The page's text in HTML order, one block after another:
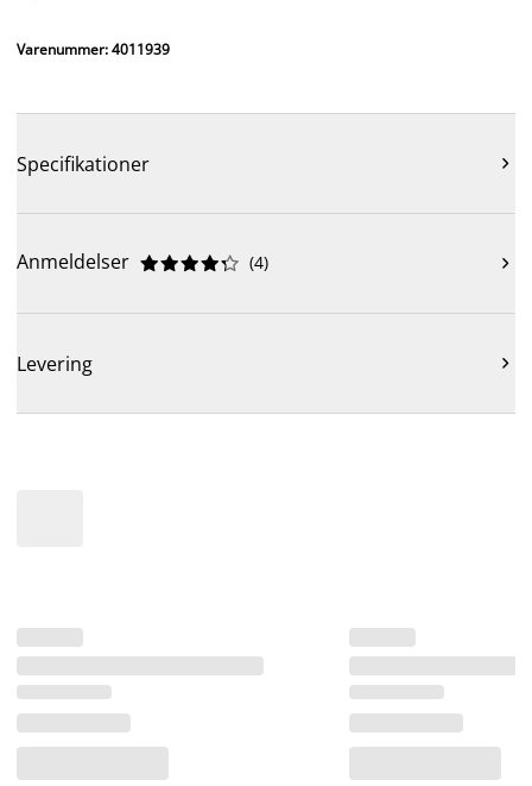
Varenummer: 4011939
Specifikationer 
Anmeldelser 




 (4) 
Levering 